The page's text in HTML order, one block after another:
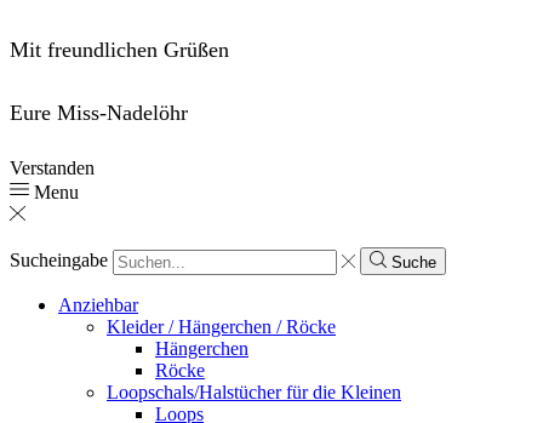
Mit freundlichen Grüßen
Eure Miss-Nadelöhr
Verstanden
Menu
Sucheingabe Suche
Anziehbar
Kleider / Hängerchen / Röcke
Hängerchen
Röcke
Loopschals/Halstücher für die Kleinen
Loops